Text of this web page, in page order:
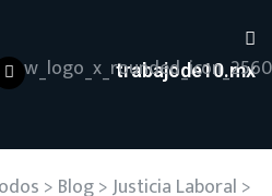
trabajode10.mx
> Blog>Justicia Laboral >